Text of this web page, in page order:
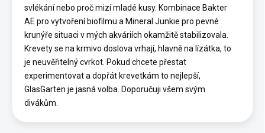
svlékání nebo proč mizí mladé kusy. Kombinace Bakter
AE pro vytvoření biofilmu a Mineral Junkie pro pevné
krunýře situaci v mých akváriích okamžitě stabilizovala.
Krevety se na krmivo doslova vrhají, hlavně na lízátka, to
je neuvěřitelný cvrkot. Pokud chcete přestat
experimentovat a dopřát krevetkám to nejlepší,
GlasGarten je jasná volba. Doporučuji všem svým
divákům.